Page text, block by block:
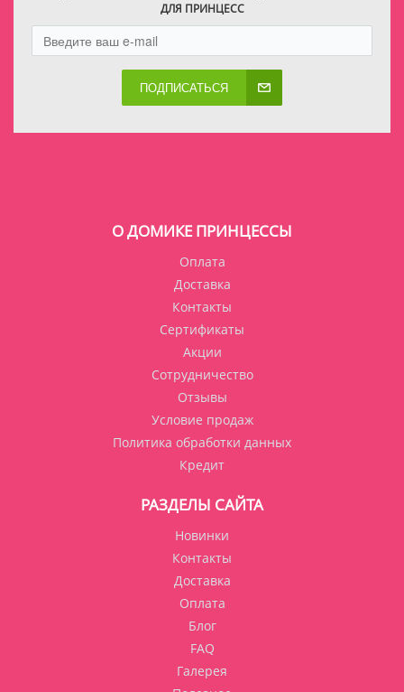
ДЛЯ ПРИНЦЕСС
ПОДПИСАТЬСЯ
О ДОМИКЕ ПРИНЦЕССЫ
Оплата
Доставка
Контакты
Сертификаты
Акции
Сотрудничество
Отзывы
Условие продаж
Политика обработки данных
Кредит
РАЗДЕЛЫ САЙТА
Новинки
Контакты
Доставка
Оплата
Блог
FAQ
Галерея